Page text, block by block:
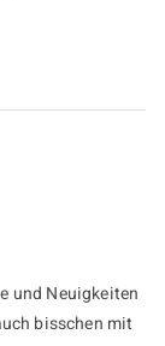
und Neuigkeiten
bisschen mit